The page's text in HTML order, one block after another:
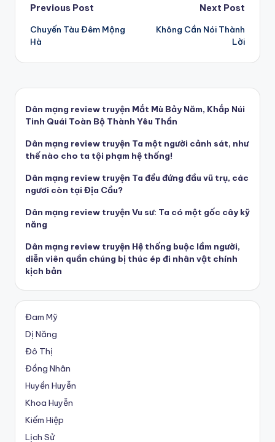
Post
navigation
Previous Post
Chuyến Tàu Đêm Mộng
Hà
Next Post
Không Cần Nói Thành
Lời
Dân mạng review truyện Mắt Mù Bảy Năm, Khắp Núi
Tinh Quái Toàn Bộ Thành Yêu Thần
Dân mạng review truyện Ta một người cảnh sát, như
thế nào cho ta tội phạm hệ thống!
Dân mạng review truyện Ta đều đứng đầu vũ trụ, các
ngươi còn tại Địa Cầu?
Dân mạng review truyện Vu sư: Ta có một gốc cây kỹ
năng
Dân mạng review truyện Hệ thống buộc lầm người,
diễn viên quần chúng bị thúc ép đi nhân vật chính
kịch bản
Đam Mỹ
Dị Năng
Đô Thị
Đồng Nhân
Huyền Huyễn
Khoa Huyễn
Kiếm Hiệp
Lịch Sử